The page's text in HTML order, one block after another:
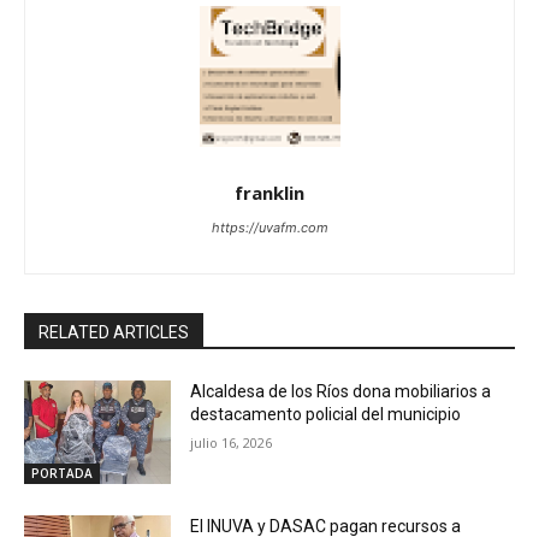
franklin
https://uvafm.com
RELATED ARTICLES
PORTADA
Alcaldesa de los Ríos dona mobiliarios a
destacamento policial del municipio
julio 16, 2026
El INUVA y DASAC pagan recursos a